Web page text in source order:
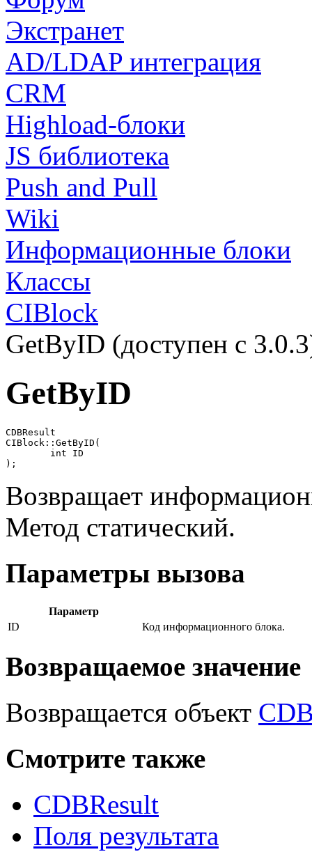
Экстранет
AD/LDAP интеграция
CRM
Highload-блоки
JS библиотека
Push and Pull
Wiki
Информационные блоки
Классы
CIBlock
GetByID (доступен с
GetByID
CDBResult
CIBlock::GetByID(
);
Возвращает
Метод статический.
Параметры вызова
Параметр
ID
Код информационного блока.
Возвращаемое значение
Возвращается объект
Смотрите также
CDBResult
Поля результата